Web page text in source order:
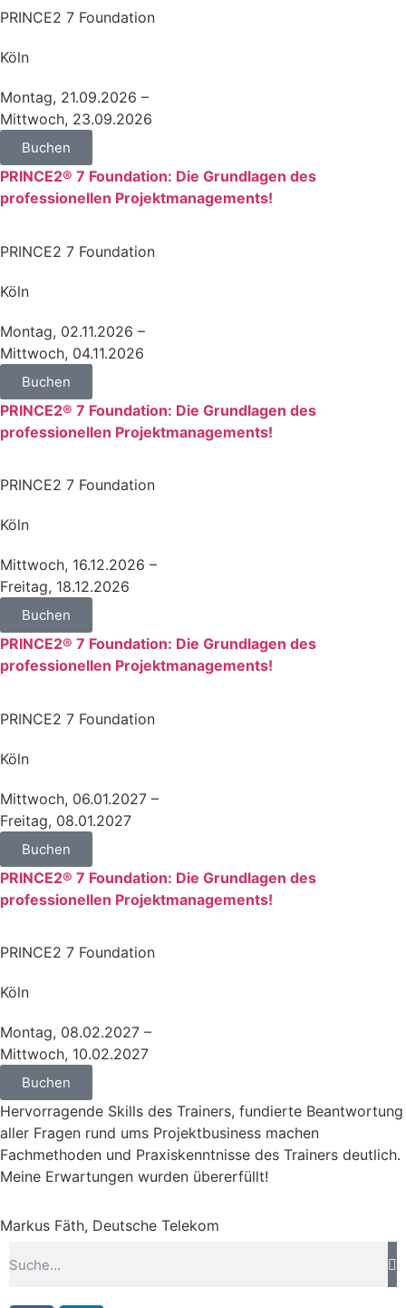
PRINCE2 7 Foundation
Köln
Montag, 21.09.2026 –
Mittwoch, 23.09.2026
Buchen
PRINCE2® 7 Foundation: Die Grundlagen des
professionellen Projektmanagements!
PRINCE2 7 Foundation
Köln
Montag, 02.11.2026 –
Mittwoch, 04.11.2026
Buchen
PRINCE2® 7 Foundation: Die Grundlagen des
professionellen Projektmanagements!
PRINCE2 7 Foundation
Köln
Mittwoch, 16.12.2026 –
Freitag, 18.12.2026
Buchen
PRINCE2® 7 Foundation: Die Grundlagen des
professionellen Projektmanagements!
PRINCE2 7 Foundation
Köln
Mittwoch, 06.01.2027 –
Freitag, 08.01.2027
Buchen
PRINCE2® 7 Foundation: Die Grundlagen des
professionellen Projektmanagements!
PRINCE2 7 Foundation
Köln
Montag, 08.02.2027 –
Mittwoch, 10.02.2027
Buchen
Hervorragende Skills des Trainers, fundierte Beantwortung
aller Fragen rund ums Projektbusiness machen
Fachmethoden und Praxiskenntnisse des Trainers deutlich.
Meine Erwartungen wurden übererfüllt!
Markus Fäth, Deutsche Telekom